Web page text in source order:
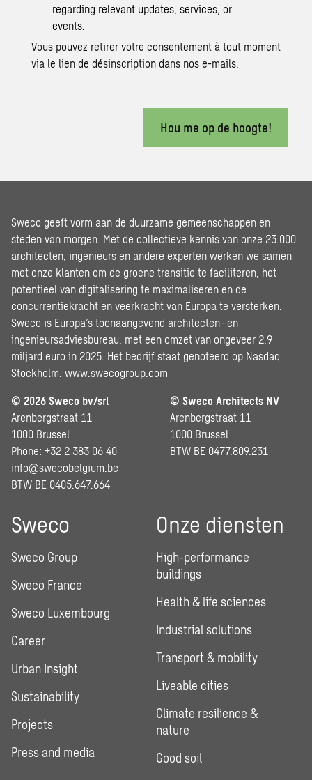
regarding relevant updates, services, or
events.
Vous pouvez retirer votre consentement à tout moment
via le lien de désinscription dans nos e-mails.
Hou me op de hoogte!
Sweco geeft vorm aan de duurzame gemeenschappen en
steden van morgen. Met de collectieve kennis van onze 23.000
architecten, ingenieurs en andere experten werken we samen
met onze klanten om de groene transitie te faciliteren, het
potentieel van digitalisering te maximaliseren en de
concurrentiekracht en veerkracht van Europa te versterken.
Sweco is Europa’s toonaangevend architecten- en
ingenieursadviesbureau, met een omzet van ongeveer 2,9
miljard euro in 2025. Het bedrijf staat genoteerd op Nasdaq
Stockholm. www.swecogroup.com
© 2026 Sweco bv/srl
Arenbergstraat 11
1000 Brussel
Phone: +32 2 383 06 40
info@swecobelgium.be
BTW BE 0405.647.664
© Sweco Architects NV
Arenbergstraat 11
1000 Brussel
BTW BE 0477.809.231
Sweco
Sweco Group
Sweco France
Sweco Luxembourg
Career
Urban Insight
Sustainability
Projects
Press and media
Onze diensten
High-performance
buildings
Health & life sciences
Industrial solutions
Transport & mobility
Liveable cities
Climate resilience &
nature
Good soil